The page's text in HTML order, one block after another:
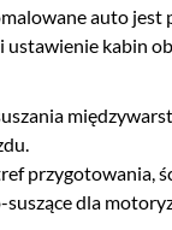
auto jest
kabin
przygotowania,
dla